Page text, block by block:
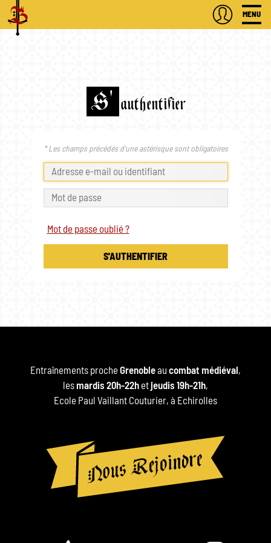
MENU
S' authentifier
* Les champs précédés d'une astérisque sont obligatoires
Mot de passe oublié ?
S'AUTHENTIFIER
Entraînements procheGrenobleau combat médiéval ,
les mardis 20h-22h etjeudis 19h-21h,
Ecole Paul Vaillant Couturier, à Echirolles